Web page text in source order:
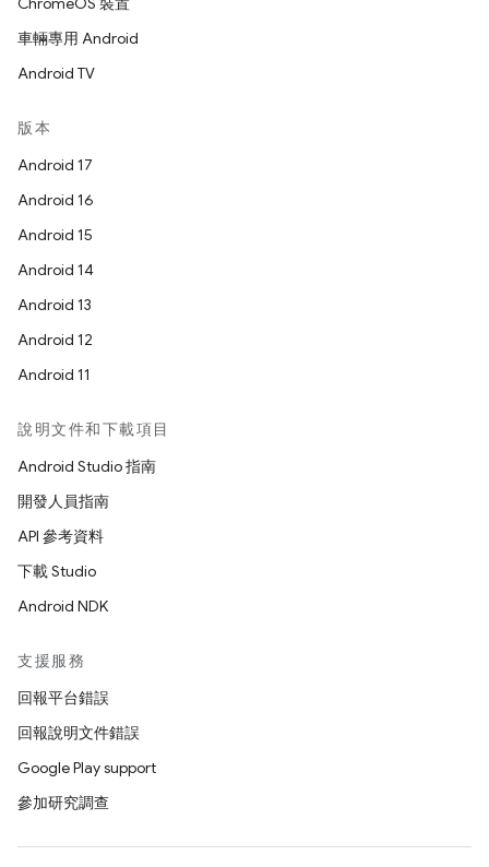
車輛專用 Android
Android TV
版本
Android 17
Android 16
Android 15
Android 14
Android 13
Android 12
Android 11
說明文件和下載項目
Android Studio 指南
開發人員指南
API 參考資料
下載 Studio
Android NDK
支援服務
回報平台錯誤
回報說明文件錯誤
Google Play support
參加研究調查